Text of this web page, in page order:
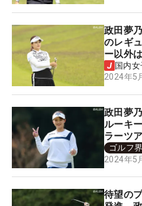
政田夢
のレギ
ー以外
国内女
2024年5
政田夢
ルーキ
ラーツ
ゴルフ
2024年5
待望の